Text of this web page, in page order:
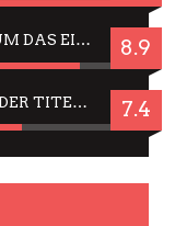
CÉSAR FÜR JIM CARREY? WARUM DAS EINER DER NERVIGSTEN ACTORS IST UND BLEIBT 8.9
JING JING: IN-THAI RÄUMT WIEDER TITEL AB – EIN ZWEI-STUNDEN-ERLEBNISBERICHT 7.4